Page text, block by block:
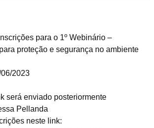
para o 1º Webinário –
proteção e segurança no ambiente
2023
será enviado posteriormente
Pellanda
neste link: